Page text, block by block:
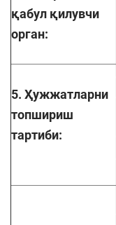
қабул қилувчи
орган:
5. Ҳужжатларни
топшириш
тартиби: